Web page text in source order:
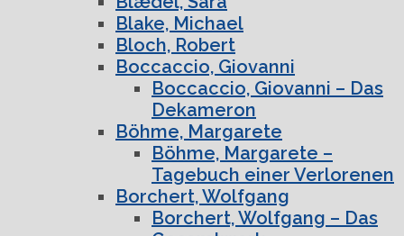
Blake, Michael
Bloch, Robert
Boccaccio, Giovanni
Boccaccio, Giovanni – Das
Dekameron
Böhme, Margarete
Böhme, Margarete –
Tagebuch einer Verlorenen
Borchert, Wolfgang
Borchert, Wolfgang – Das